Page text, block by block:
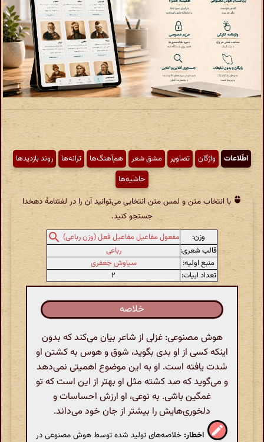
اطّلاعات واژگان تصاویر مشق شعر هم‌آهنگ‌ها ترانه‌ها
روند بازدیدها
حاشیه‌ها
با انتخاب متن و لمس متن انتخابی می‌توانید آن را در لغتنامهٔ دهخدا
جستجو کنید.
وزن:
مفعول مفاعیل مفاعیل فعل (وزن رباعی)
قالب شعری:
رباعی
منبع اولیه:
سیاوش جعفری
تعداد ابیات:
۲
خلاصه
هوش مصنوعی: غزلی از شاعر بیان می‌کند که بدون
اینکه کسی از او بدی بگوید، شوق و هوس به کشتن او
شدت یافته است. او به این موضوع اهمیتی نمی‌دهد
و می‌گوید که صد کشته مثل او بهتر از این است که تو
غمگین باشی. به نوعی، او ارزش احساسات و
دلخوری‌هایش را بیشتر از جان خود می‌داند.
اخطار: خلاصه‌های تولید شده توسط هوش مصنوعی در